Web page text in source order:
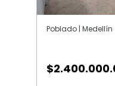
Poblado | Medellín
$